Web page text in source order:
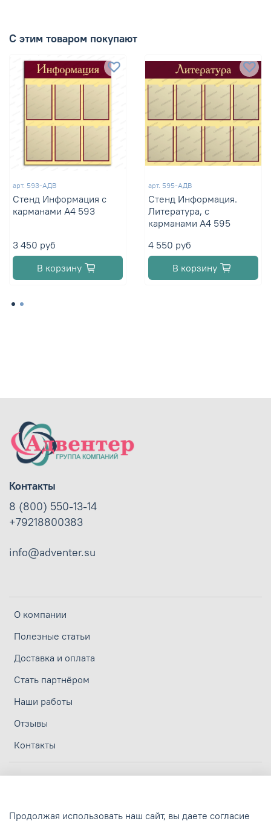
С этим товаром покупают
арт. 593-АДВ
Стенд Информация с
карманами А4 593
3 450 руб
В корзину
арт. 595-АДВ
Стенд Информация.
Литература, с
карманами А4 595
4 550 руб
В корзину
О компании
Полезные статьи
Доставка и оплата
Стать партнёром
Наши работы
Отзывы
Контакты
Личный кабинет
Контакты
8 (800) 550-13-14
+79218800383
info@adventer.su
Продолжая использовать наш сайт, вы даете согласие